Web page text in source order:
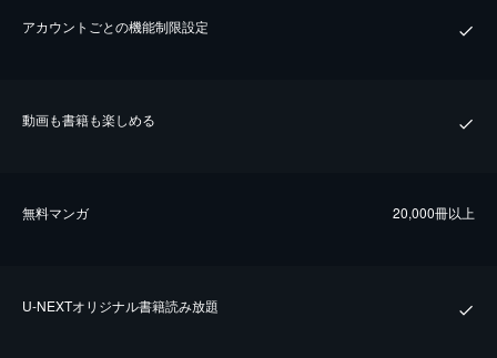
アカウントごとの機能制限設定
動画も書籍も楽しめる
無料マンガ 20,000冊以上
U-NEXTオリジナル書籍読み放題